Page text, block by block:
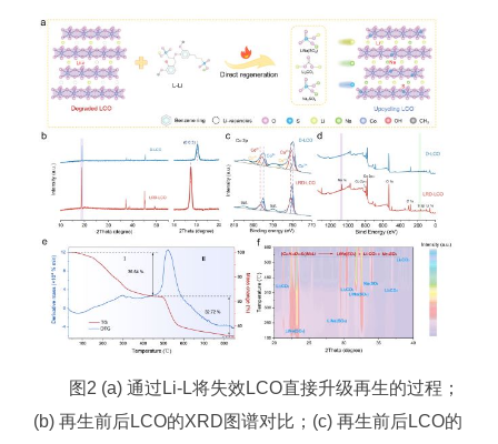
图2 (a) 通过Li-L将失效LCO直接升级再生的过程；
(b) 再生前后LCO的XRD图谱对比；(c) 再生前后LCO的